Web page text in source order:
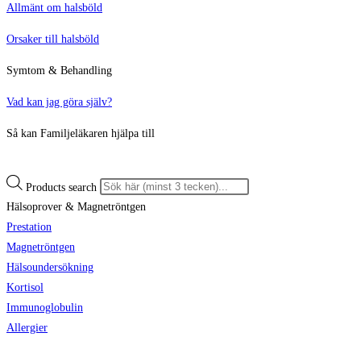
Allmänt om halsböld
Orsaker till halsböld
Symtom & Behandling
Vad kan jag göra själv?
Så kan Familjeläkaren hjälpa till
Products search
Hälsoprover & Magnetröntgen
Prestation
Magnetröntgen
Hälsoundersökning
Kortisol
Immunoglobulin
Allergier